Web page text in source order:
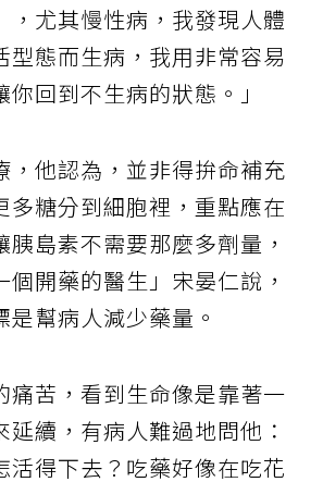
，尤其慢性病，我發現人體
型態而生病，我用非常容易
回到不生病的狀態。」
，他認為，並非得拚命補充
多糖分到細胞裡，重點應在
島素不需要那麼多劑量，
個開藥的醫生」宋晏仁說，
幫病人減少藥量。
痛苦，看到生命像是靠著一
續，有病人難過地問他：
活得下去？吃藥好像在吃花